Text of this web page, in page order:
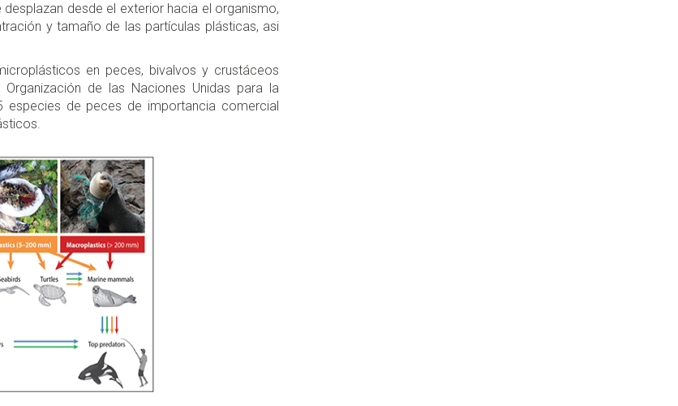
desde el exterior hacia el organismo,
y tamaño de las partículas plásticas, asi
en peces, bivalvos y crustáceos
de las Naciones Unidas para la
especies de peces de importancia comercial